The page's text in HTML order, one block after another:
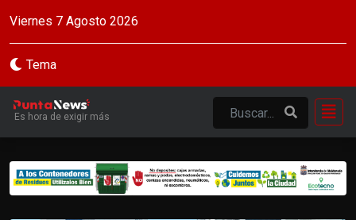
Viernes 7 Agosto 2026
Tema
Es hora de exigir más